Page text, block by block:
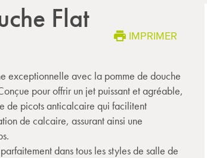
Flat
IMPRIMER
exceptionnelle avec la pomme de douche
pour offrir un jet puissant et agréable,
de picots anticalcaire qui facilitent
de calcaire, assurant ainsi une
dans tous les styles de salle de